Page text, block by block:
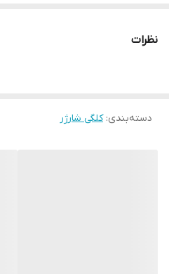
نظرات
دسته‌بندی:کلگی شارژر